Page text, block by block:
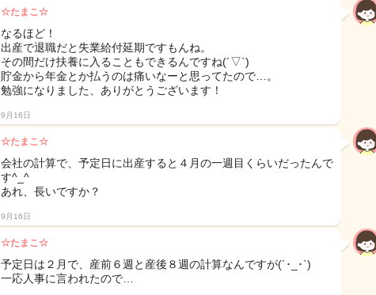
☆たまこ☆
なるほど！
出産で退職だと失業給付延期ですもんね。
その間だけ扶養に入ることもできるんですね(´▽`)
貯金から年金とか払うのは痛いなーと思ってたので…。
勉強になりました、ありがとうございます！
9月16日
☆たまこ☆
会社の計算で、予定日に出産すると４月の一週目くらいだったんで
す^_^
あれ、長いですか？
9月16日
☆たまこ☆
予定日は２月で、産前６週と産後８週の計算なんですが(´･_･`)
一応人事に言われたので…